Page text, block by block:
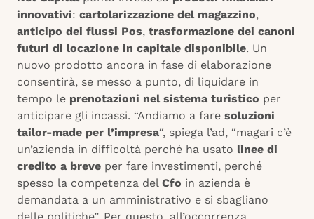
innovativi: cartolarizzazione del magazzino,
anticipo dei flussi Pos, trasformazione dei canoni
futuri di locazione in capitale disponibile. Un
nuovo prodotto ancora in fase di elaborazione
consentirà, se messo a punto, di liquidare in
tempo le prenotazioni nel sistema turistico per
anticipare gli incassi. “Andiamo a fare soluzioni
tailor-made per l’impresa“, spiega l’ad, “magari c’è
un’azienda in difficoltà perché ha usato linee di
credito a breve per fare investimenti, perché
spesso la competenza del Cfo in azienda è
demandata a un amministrativo e si sbagliano